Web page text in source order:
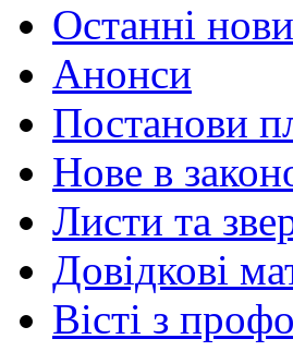
Останні
Анонси
Постанови
Нове в
Листи та
Довідкові
Вісті з